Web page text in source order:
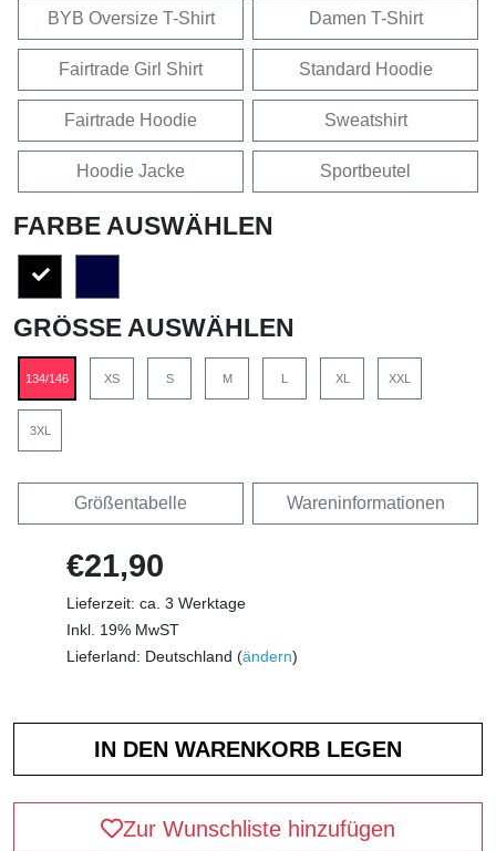
BYB Oversize T-Shirt Damen T-Shirt
Fairtrade Girl Shirt Standard Hoodie
Fairtrade Hoodie Sweatshirt
Hoodie Jacke Sportbeutel
FARBE AUSWÄHLEN
GRÖSSE AUSWÄHLEN
134/146 XS S M L XL XXL
3XL
Größentabelle Wareninformationen
€21,90
Lieferzeit: ca. 3 Werktage
Inkl. 19% MwST
Lieferland: Deutschland (ändern)
Zur Wunschliste hinzufügen